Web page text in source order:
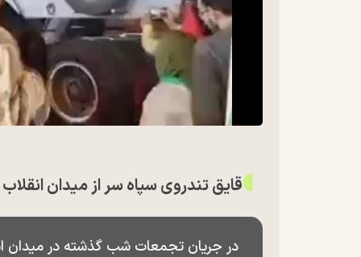
قایق تندروی سپاه سر از میدان انقلاب
در جریان تجمعات شب گذشته در میدان